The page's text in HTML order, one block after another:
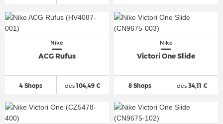
Nike
ACG Rufus
4 Shops dès104,49 €
Nike
Victori One Slide
8 Shops dès34,11 €